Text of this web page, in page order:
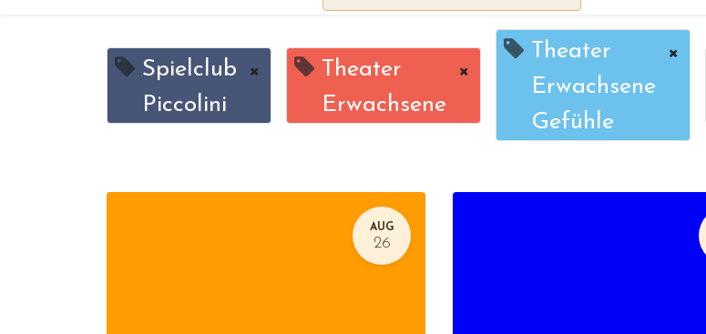
Spielclub
Piccolini
×
Theater
Erwachsene
×
Theater
Erwachsene
Gefühle
×
AUG
26